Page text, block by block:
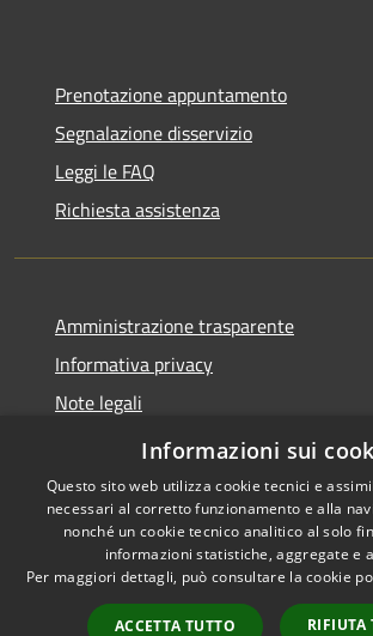
Prenotazione appuntamento
Segnalazione disservizio
Leggi le FAQ
Richiesta assistenza
Amministrazione trasparente
Informativa privacy
Note legali
Dichiarazione di accessibilità
Accessibilità
Copyright
San
Informazioni sui
Questo sito web utilizza cookie tecnici e
necessari al corretto funzionamento e alla
nonché un cookie tecnico analitico al solo
informazioni statistiche, aggregate e
Per maggiori dettagli, può consultare la cookie
ACCETTA TUTTO RIFIUTA